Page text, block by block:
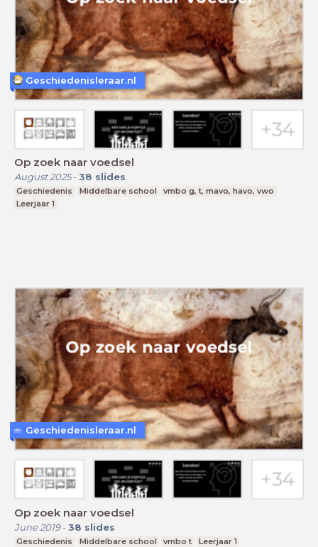
Op zoek naar voedsel
August 2025- 38 slides
Geschiedenis Middelbare school
vmbo g, t, mavo, havo, vwo
Leerjaar 1
Geschiedenisleraar.nl
Op zoek naar voedsel
June 2019- 38 slides
Geschiedenis Middelbare school vmbo t Leerjaar 1
Geschiedenisleraar.nl